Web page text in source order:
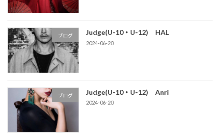
ブログ Judge(U-10・U-12) HAL
2024-06-20
ブログ Judge(U-10・U-12) Anri
2024-06-20